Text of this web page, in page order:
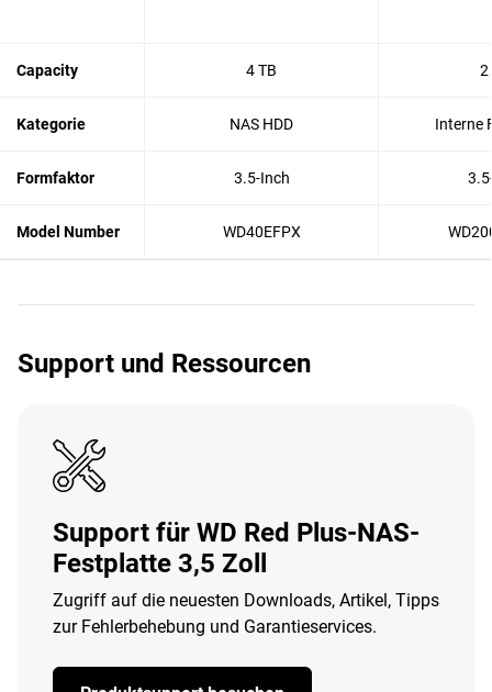
Capacity 4 TB 2
Kategorie NAS HDD Interne
Formfaktor 3.5-Inch
Model Number WD40EFPX
Support und Ressourcen
Support für WD Red Plus-NAS-
Festplatte 3,5 Zoll
Zugriff auf die neuesten Downloads, Artikel, Tipps
zur Fehlerbehebung und Garantieservices.